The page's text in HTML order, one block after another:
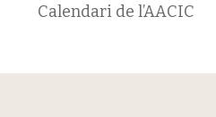
Calendari de l’AACIC